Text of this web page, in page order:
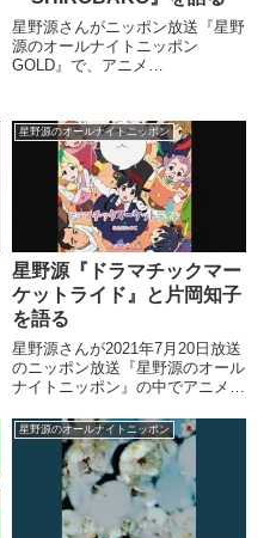
星野源さんがニッポン放送『星野
源のオールナイトニッポン
GOLD』で、アニメ
ってしまう癖などを話していまし
た。（星野源）（投稿メールを読
む）『星野さんの癖はなんです
か？』。えっ？...
星野源のオールナイトニッポン
星野源『ドラマチックマー
ケットライド』と片岡知子
を語る
星野源さんが2021年7月20日放送
のニッポン放送『星野源のオール
ナイトニッポン』の中でアニメ
白川たまこの『ドラマチックマー
ケットライド』を選曲。作曲者の
片岡知子さんについて話していま
星野源のオールナイトニッポン